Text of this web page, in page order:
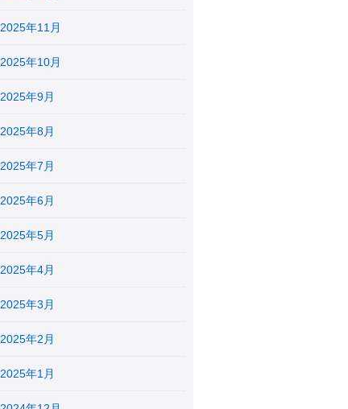
2025年11月
2025年10月
2025年9月
2025年8月
2025年7月
2025年6月
2025年5月
2025年4月
2025年3月
2025年2月
2025年1月